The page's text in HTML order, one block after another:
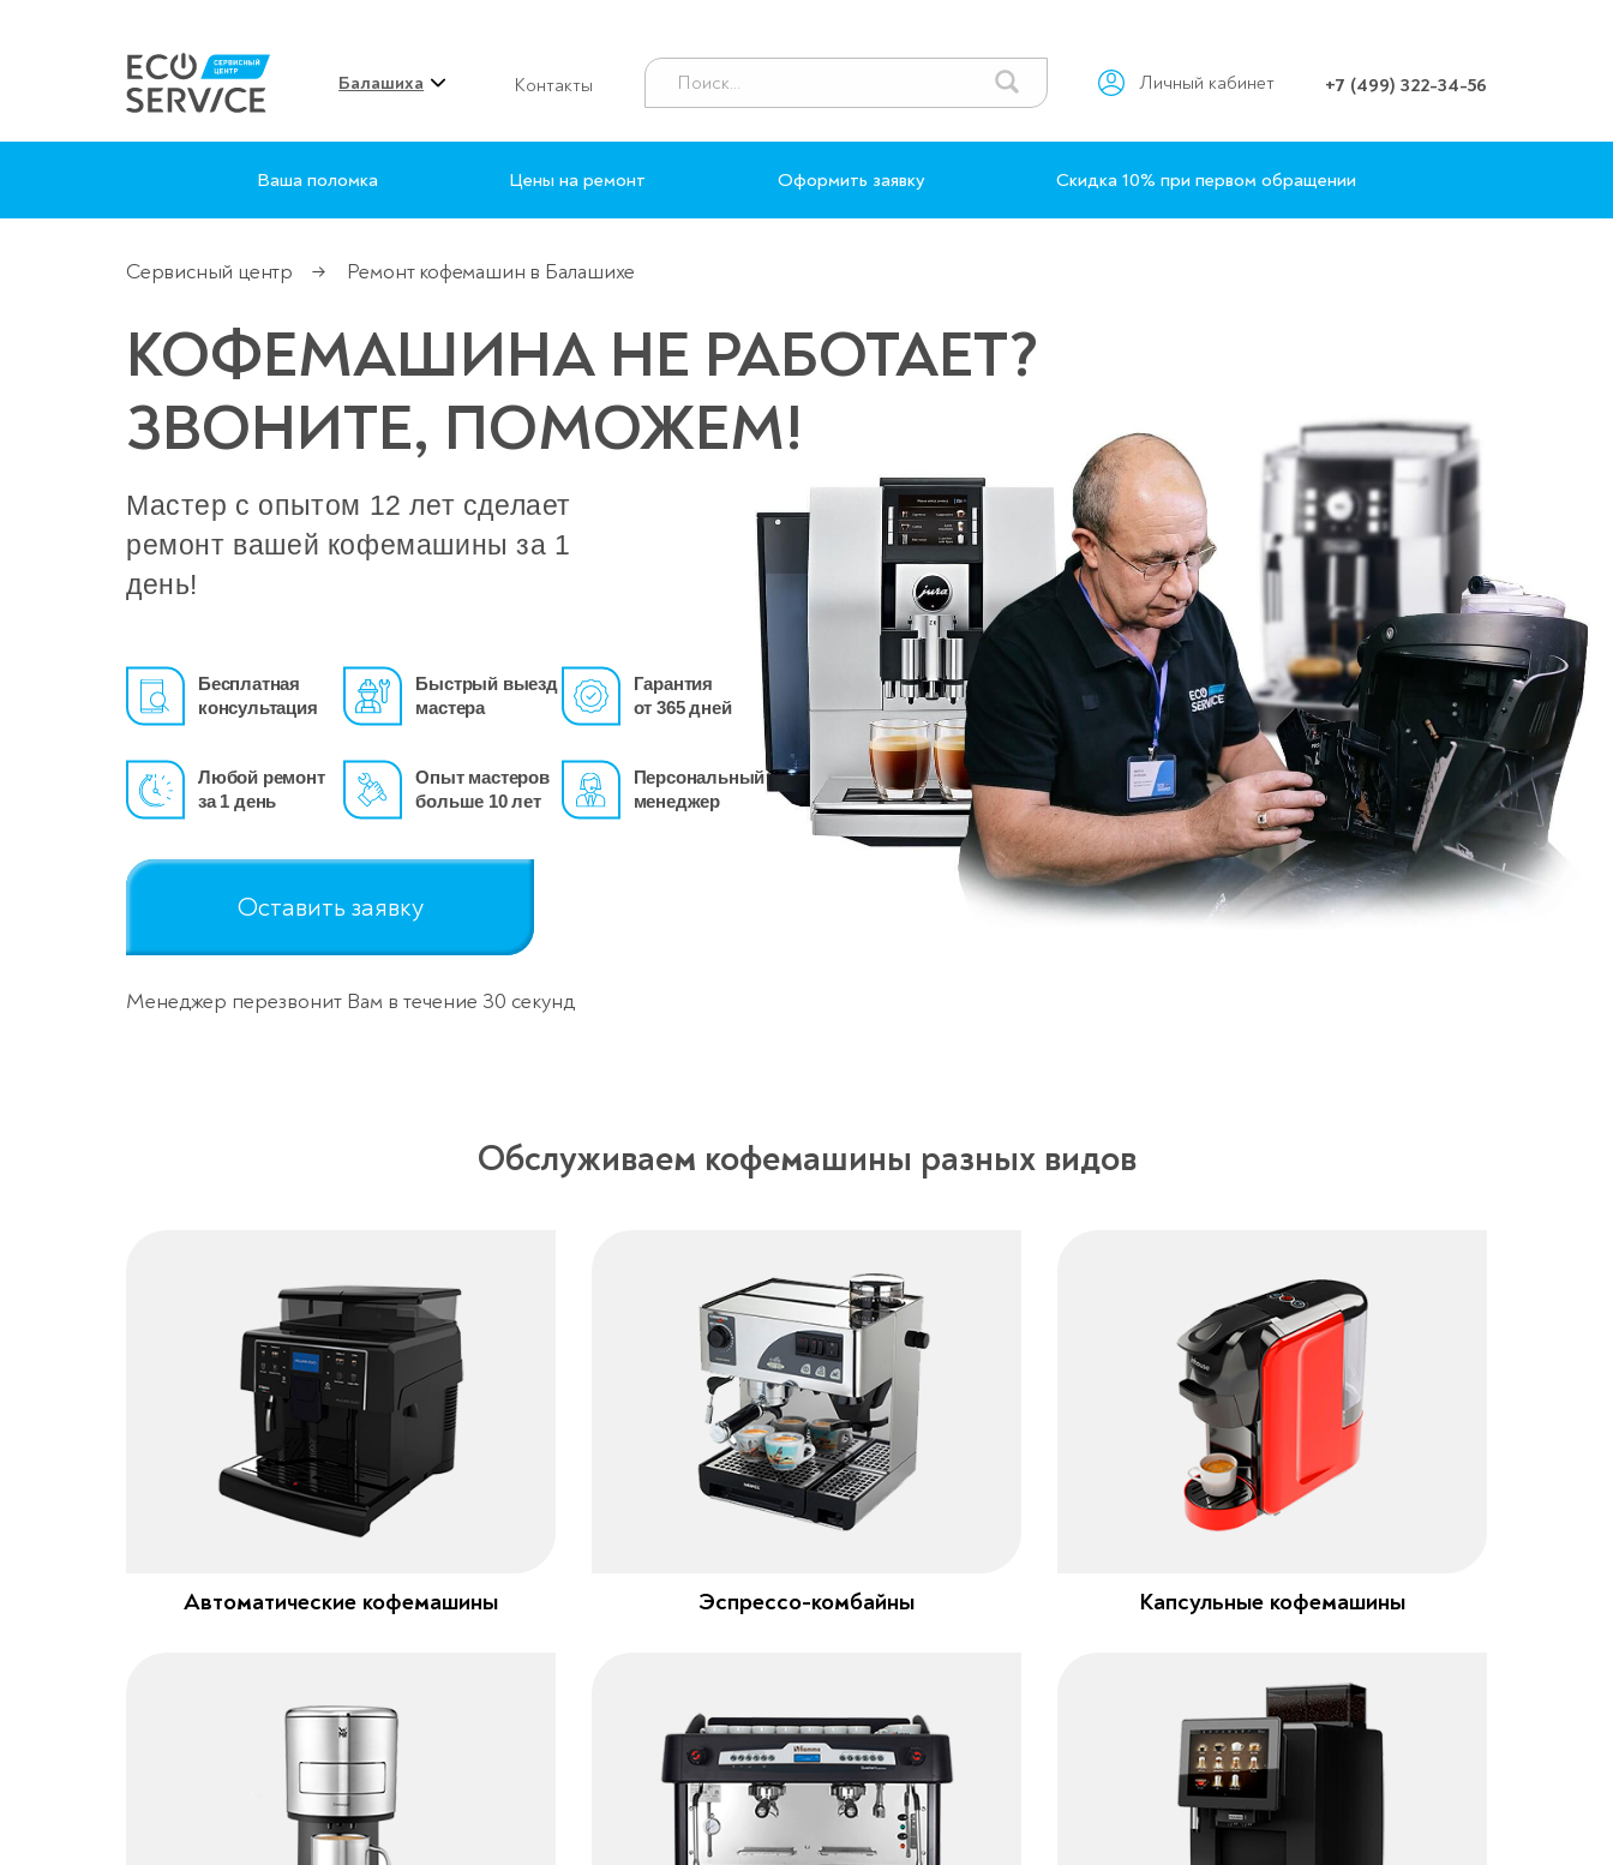
Балашиха Контакты Личный кабинет +7 (499) 322-34-56
Ваша поломка Цены на ремонт Оформить заявку Скидка 10% при первом обращении
Сервисный центр → Ремонт кофемашин в Балашихе
КОФЕМАШИНА НЕ РАБОТАЕТ?
ЗВОНИТЕ, ПОМОЖЕМ!
Мастер с опытом 12 лет сделает
ремонт вашей кофемашины за 1
день!
Бесплатная
консультация
Быстрый выезд
мастера
Гарантия
от 365 дней
Любой ремонт
за 1 день
Опыт мастеров
больше 10 лет
Персональный
менеджер
Оставить заявку
Менеджер перезвонит Вам в течение 30 секунд
Обслуживаем кофемашины разных видов
Автоматические кофемашины Эспрессо-комбайны Капсульные кофемашины